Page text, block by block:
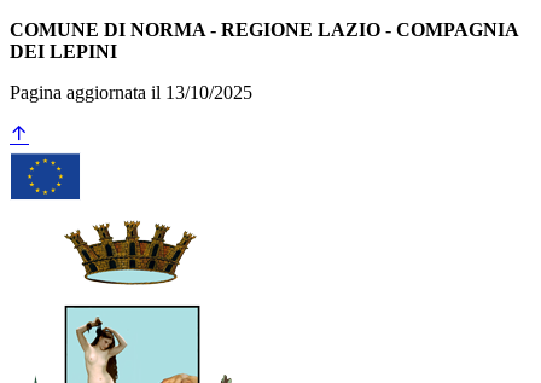
COMUNE DI NORMA - REGIONE LAZIO - COMPAGNIA
DEI LEPINI
Pagina aggiornata il 13/10/2025